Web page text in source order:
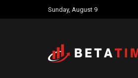
Sunday, August 9